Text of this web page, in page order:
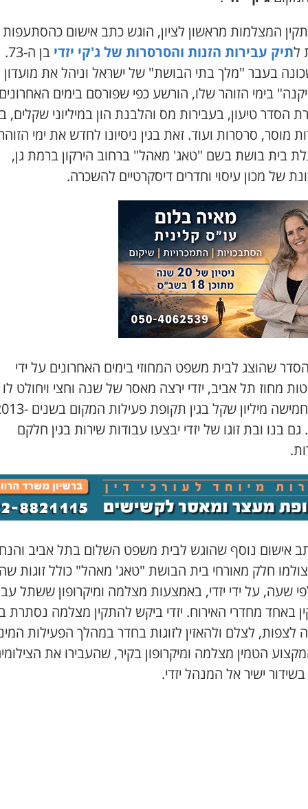
המצלמות מראשון לציון, הוגש כתב אישום כהסתעפות
לתיק עבירות הזנות והסרסרות של ג'קי יזדי בן ה-73.
בעבר "מלך בתי הבושת" של ישראל וניהל את מועדון
בימי הזוהר שלו, הורשע כפי שפורסם בימים האחרונים
הסדר טיעון, בעבירות מס והלבנת הון במיליוני שקלים,
מוסר, סרסרות ועוד. זאת בגין ניסיונו לחדש את ימי
בית בושת בשם "טאג' מאהל" ברחוב הירקון ברמת גן,
של מכון עיסוי וחדרים דיסקרטיים להשכרה.
שהוצג לבית משפט המחוזי בימים האחרונים על ידי
מחוז תל אביב, יזדי ירצה מאסר של שנה וחצי ויחולט
בשווי חמישה מיליון שקל בגין תקופת פעילות
2018. גם בנו ובת זוגו של יזדי יבצעו עבודות שירות בגין חלקם
אישום נוסף שהוגש לבית משפט השלום בתל אביב
חלק מאורחי בית הבושת "טאג' מאהל" כולל זוגות
שעה, על ידי יזדי, באמצעות מצלמה ומיקרופון ששתל
באחד מחדרי האירוח. יזדי ביקש להתקין מצלמה נסתרת
לצפות, לצלם ולהאזין לזוגות בחדר במהלך הפעילות
הטמין מצלמה ומיקרופון בקיר, שהעבירו את
ישיר אל המנהל יזדי.